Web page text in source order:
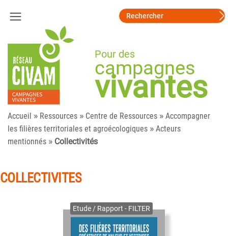
Pour des
campagnes
vivantes
Accueil » Ressources » Centre de Ressources » Accompagner
les filières territoriales et agroécologiques » Acteurs
mentionnés » Collectivités
COLLECTIVITES
Etude / Rapport - FILTER